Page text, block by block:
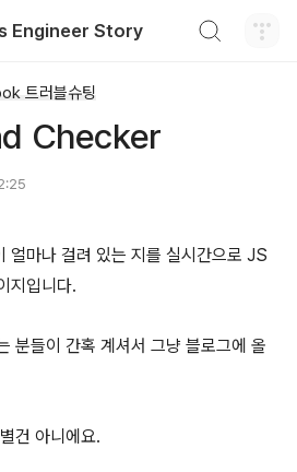
Engineer Story
트러블슈팅
Checker
마나 걸려 있는 지를 실시간으로 JS
지입니다.
분들이 간혹 계셔서 그냥 블로그에 올
건 아니에요.